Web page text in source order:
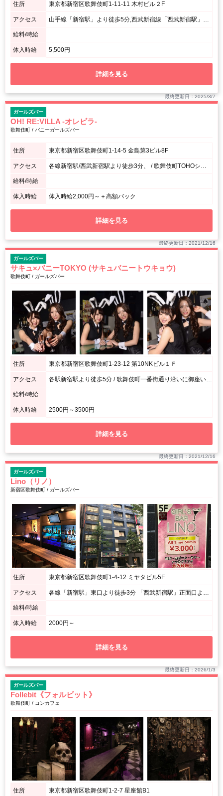
住所 東京都新宿区歌舞伎町1-11-11 木村ビル２F
アクセス 山手線「新宿駅」より徒歩5分,西武新宿線「西武新宿駅」より徒歩5分,東京メトロ丸ノ内線「新宿駅」より徒歩5分。 / ※叙々苑ビル「游玄亭」のそばです。
給料/時給
体入時給 5,500円
詳細を見る
最終更新日：2025/3/7
ガールズバー
OH! RE:VILLA -オレビラ-
歌舞伎町 / バニーガールズバー
住所 東京都新宿区歌舞伎町1-14-5 金島第3ビル8F
アクセス 各線新宿駅/西武新宿駅より徒歩3分、 / 歌舞伎町TOHOシネマズの目の前のビルになります
給料/時給
体入時給 体入時給2,000円～＋高額バック
詳細を見る
最終更新日：2021/12/16
ガールズバー
サキュ×バニーTOKYO (サキュバニートウキョウ)
歌舞伎町 / ガールズバー
住所 東京都新宿区歌舞伎町1-23-12 第10NKビル１Ｆ
アクセス 各駅新宿駅より徒歩5分 / 歌舞伎町一番街通り沿いに御座います。
給料/時給
体入時給 2500円～3500円
詳細を見る
最終更新日：2021/12/16
ガールズバー
Lino（リノ）
新宿区歌舞伎町 / ガールズバー
住所 東京都新宿区歌舞伎町1-4-12 ミヤタビル5F
アクセス 各線「新宿駅」東口より徒歩3分 「西武新宿駅」正面口より徒歩3分
給料/時給
体入時給 2000円～
詳細を見る
最終更新日：2026/1/3
ガールズバー
Follebit《フォルビット》
歌舞伎町 / コンカフェ
住所 東京都新宿区歌舞伎町1-2-7 星座館B1